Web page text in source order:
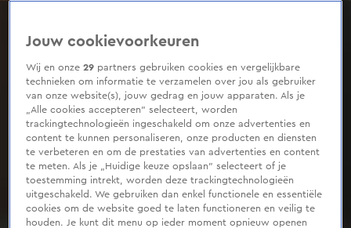
seconds
Jouw cookievoorkeuren
Wij en onze29 partners gebruiken cookies en vergelijkbare
technieken om informatie te verzamelen over jou als gebruiker
van onze website(s), jouw gedrag en jouw apparaten. Als je
„Alle cookies accepteren” selecteert, worden
trackingtechnologieën ingeschakeld om onze advertenties en
content te kunnen personaliseren, onze producten en diensten
te verbeteren en om de prestaties van advertenties en content
te meten. Als je „Huidige keuze opslaan” selecteert of je
toestemming intrekt, worden deze trackingtechnologieën
uitgeschakeld. We gebruiken dan enkel functionele en essentiële
cookies om de website goed te laten functioneren en veilig te
houden. Je kunt dit menu op ieder moment opnieuw openen